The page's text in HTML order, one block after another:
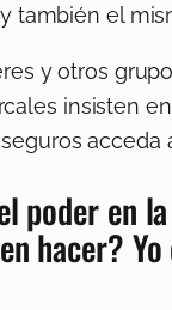
el
y otros
insisten
acceda
poder en
hacer?